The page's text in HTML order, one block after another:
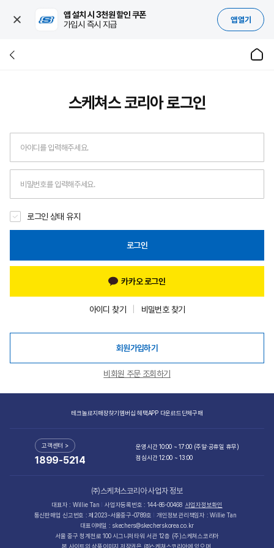
앱 설치 시 3천원 할인 쿠폰
가입시 즉시 지급
앱 열기
스케쳐스 코리아로그인
로그인 상태 유지
로그인
카카오 로그인
아이디 찾기 비밀번호 찾기
회원가입하기
비회원 주문 조회하기
㈜스케쳐스코리아 사업자 정보
대표자 : Willie Tan 사업자등록번호 : 144-86-00468 사업자정보확인
통신판매업 신고번호 : 제2023-서울중구-0789호
개인정보관리책임자 : Willie Tan
대표이메일 : skechers@skecherskorea.co.kr
서울 중구 청계천로 100 시그니처타워 서관 12층 (주)스케쳐스코리아
본 사이트의 상품이미지 저작권은 ㈜스케쳐스코리아에 있으며,
테크놀로지매장찾기멤버십 혜택APP 다운로드단체구매
고객센터 >
1899-5214
운영시간 10:00 ~ 17:00 (주말·공휴일 휴무)
점심시간 12:00 ~ 13:00